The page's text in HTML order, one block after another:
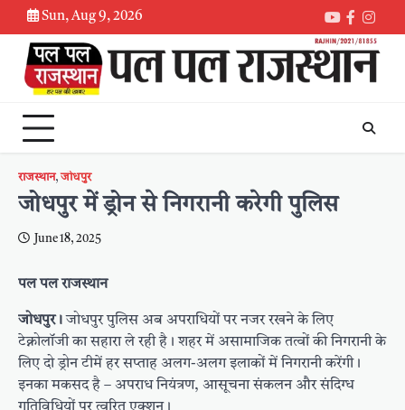
Skip
to
content
Sun, Aug 9, 2026
Youtube
राजस्थान, जोधपुर
जोधपुर में ड्रोन से निगरानी करेगी पुलिस
June 18, 2025
पल पल राजस्थान
जोधपुर।जोधपुर पुलिस अब अपराधियों पर नजर रखने के लिए
टेक्नोलॉजी का सहारा ले रही है। शहर में असामाजिक तत्वों की निगरानी के
लिए दो ड्रोन टीमें हर सप्ताह अलग-अलग इलाकों में निगरानी करेंगी।
इनका मकसद है – अपराध नियंत्रण, आसूचना संकलन और संदिग्ध